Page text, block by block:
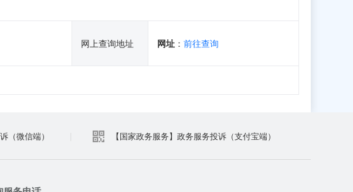
网上查询地址 网址 ： 前往查询
（微信端） 【国家政务服务】政务服务投诉（支付宝端）